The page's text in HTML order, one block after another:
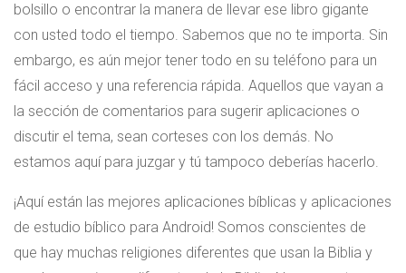
bolsillo o encontrar la manera de llevar ese libro gigante
con usted todo el tiempo. Sabemos que no te importa. Sin
embargo, es aún mejor tener todo en su teléfono para un
fácil acceso y una referencia rápida. Aquellos que vayan a
la sección de comentarios para sugerir aplicaciones o
discutir el tema, sean corteses con los demás. No
estamos aquí para juzgar y tú tampoco deberías hacerlo.
¡Aquí están las mejores aplicaciones bíblicas y aplicaciones
de estudio bíblico para Android! Somos conscientes de
que hay muchas religiones diferentes que usan la Biblia y